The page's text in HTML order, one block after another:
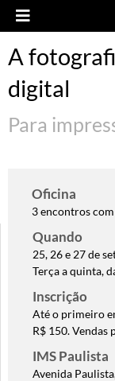
A
digital
Para
Oficina
3 encontros
Quando
25, 26 e 27 de
Terça a quinta,
Inscrição
Até o primeiro
R$ 150. Vendas
IMS Paulista
Avenida